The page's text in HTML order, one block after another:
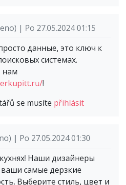
| Po 27.05.2024 01:15
данные, это ключ к
системах.
нам
!
se musíte přihlásit
| Po 27.05.2024 01:30
Наши дизайнеры
самые дерзкие
Выберите стиль, цвет и